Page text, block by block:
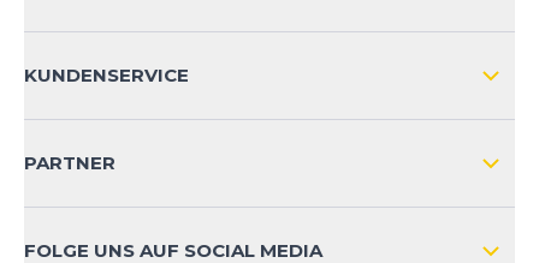
KUNDENSERVICE
PARTNER
FOLGE UNS AUF SOCIAL MEDIA